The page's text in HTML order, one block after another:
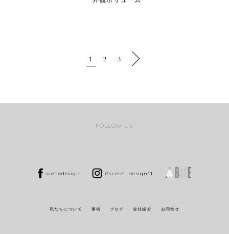
1 2 3
FOLLOW US
scenedesign #scene_design11
私たちについて 事例 ブログ 会社紹介 お問合せ